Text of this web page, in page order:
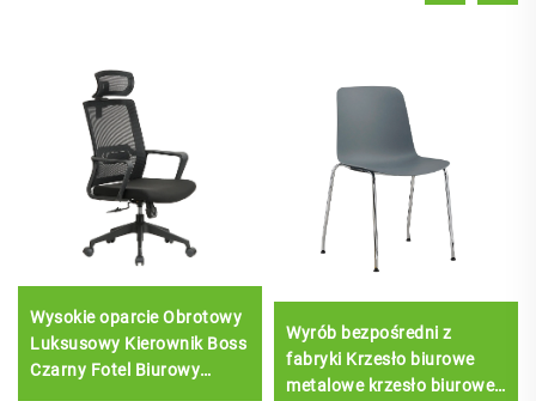
Wysokie oparcie Obrotowy
Luksusowy Kierownik Boss
Czarny Fotel Biurowy
Wyrób bezpośredni z
fabryki Krzesło biurowe
metalowe krzesło biurowe